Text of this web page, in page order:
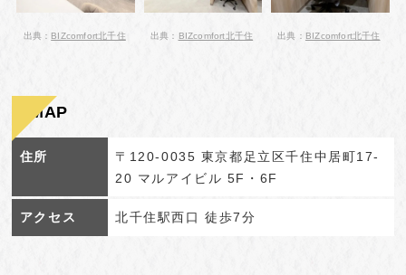
出典： BIZcomfort北千住 出典： BIZcomfort北千住 出典： BIZcomfort北千住
MAP
住所
〒120-0035 東京都足立区千住中居町17-
20 マルアイビル 5F・6F
アクセス 北千住駅西口 徒歩7分